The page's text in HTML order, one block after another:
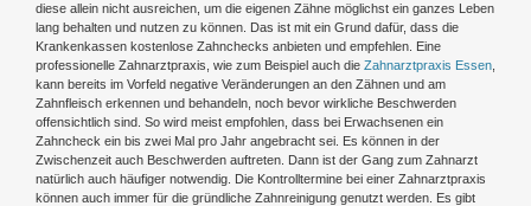
diese allein nicht ausreichen, um die eigenen Zähne möglichst ein ganzes Leben
lang behalten und nutzen zu können. Das ist mit ein Grund dafür, dass die
Krankenkassen kostenlose Zahnchecks anbieten und empfehlen. Eine
professionelle Zahnarztpraxis, wie zum Beispiel auch die Zahnarztpraxis Essen
kann bereits im Vorfeld negative Veränderungen an den Zähnen und am
Zahnfleisch erkennen und behandeln, noch bevor wirkliche Beschwerden
offensichtlich sind. So wird meist empfohlen, dass bei Erwachsenen ein
Zahncheck ein bis zwei Mal pro Jahr angebracht sei. Es können in der
Zwischenzeit auch Beschwerden auftreten. Dann ist der Gang zum Zahnarzt
natürlich auch häufiger notwendig. Die Kontrolltermine bei einer Zahnarztpraxis
können auch immer für die gründliche Zahnreinigung genutzt werden. Es gibt